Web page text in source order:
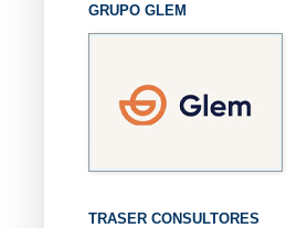
GRUPO GLEM
TRASER CONSULTORES